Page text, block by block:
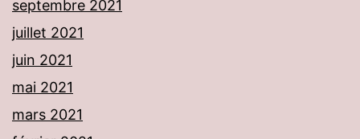
septembre 2021
juillet 2021
juin 2021
mai 2021
mars 2021